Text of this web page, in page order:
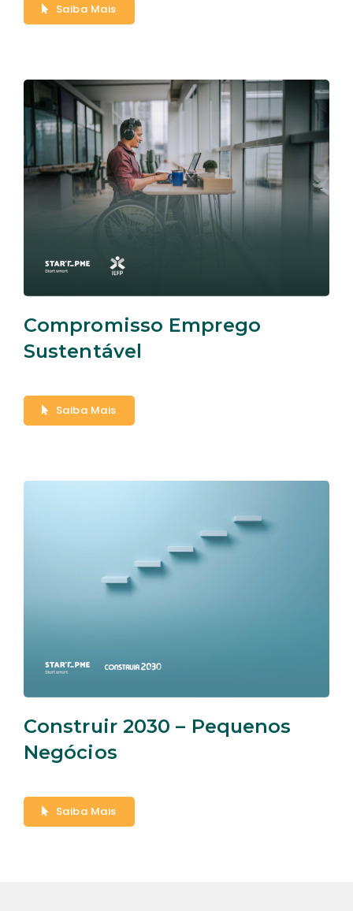
Saiba Mais
Compromisso Emprego
Sustentável
Saiba Mais
Construir 2030 – Pequenos
Negócios
Saiba Mais